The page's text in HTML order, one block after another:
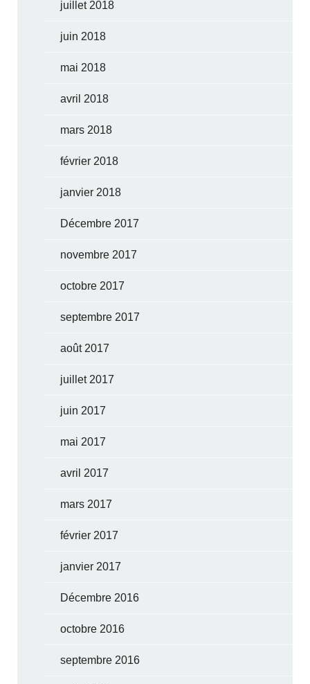
juillet 2018
juin 2018
mai 2018
avril 2018
mars 2018
février 2018
janvier 2018
Décembre 2017
novembre 2017
octobre 2017
septembre 2017
août 2017
juillet 2017
juin 2017
mai 2017
avril 2017
mars 2017
février 2017
janvier 2017
Décembre 2016
octobre 2016
septembre 2016